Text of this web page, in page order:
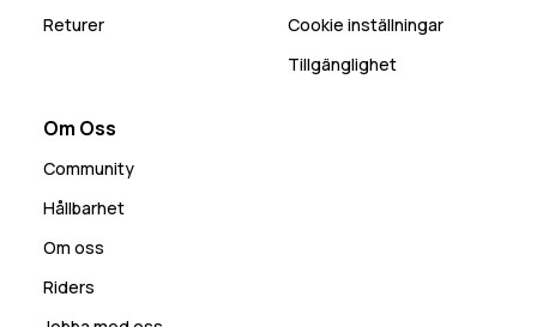
Returer
Cookie inställningar
Tillgänglighet
Om Oss
Community
Hållbarhet
Om oss
Riders